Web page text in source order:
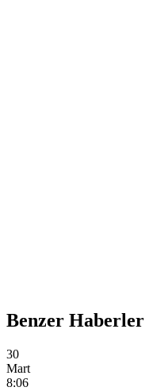
Benzer Haberler
30
Mart
8:06